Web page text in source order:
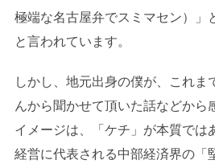
極端な名古屋弁でスミマセン）」
と言われています。
しかし、地元出身の僕が、これま
んから聞かせて頂いた話などから
イメージは、「ケチ」が本質では
経営に代表される中部経済界の「